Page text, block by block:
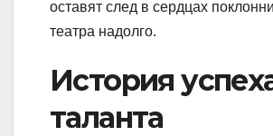
оставят след в сердцах
театра надолго.
История
таланта